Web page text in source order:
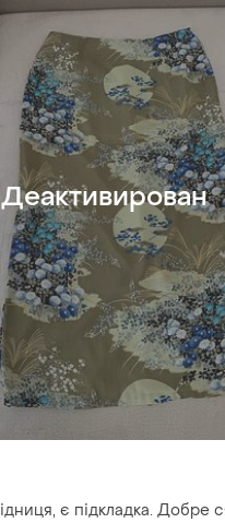
Деактивирован
є підкладка. Добре